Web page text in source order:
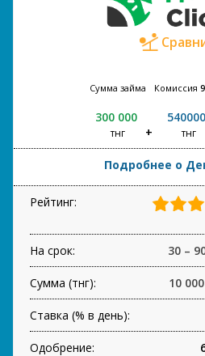
Сумма займа
300 000
тнг
Комиссия
540000
тнг
Подробнее о
Рейтинг:
На срок: 30 –
Сумма (тнг): 10
Ставка (% в день):
Одобрение: